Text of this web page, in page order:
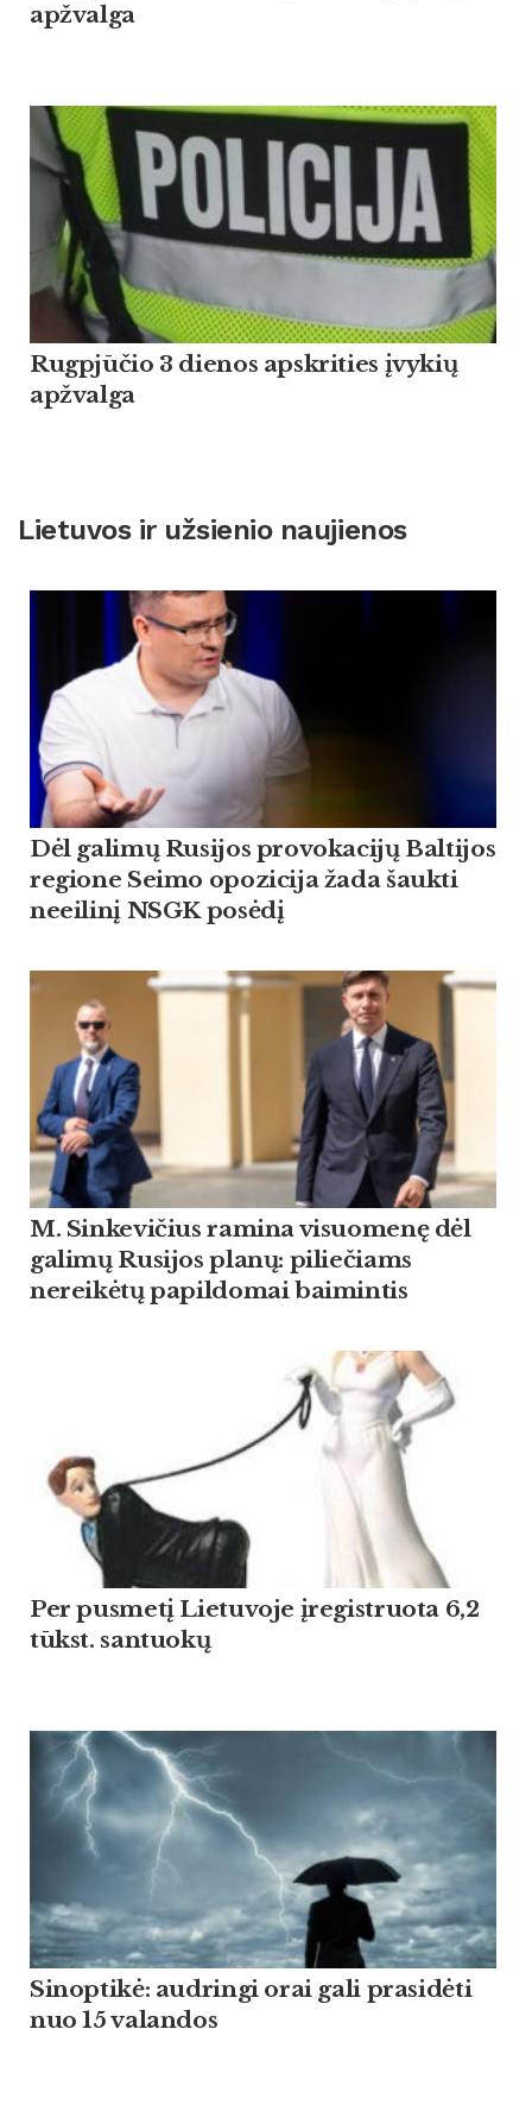
apžvalga
Rugpjūčio 3 dienos apskrities įvykių
apžvalga
Lietuvos ir užsienio naujienos
Dėl galimų Rusijos provokacijų Baltijos
regione Seimo opozicija žada šaukti
neeilinį NSGK posėdį
M. Sinkevičius ramina visuomenę dėl
galimų Rusijos planų: piliečiams
nereikėtų papildomai baimintis
Per pusmetį Lietuvoje įregistruota 6,2
tūkst. santuokų
Sinoptikė: audringi orai gali prasidėti
nuo 15 valandos